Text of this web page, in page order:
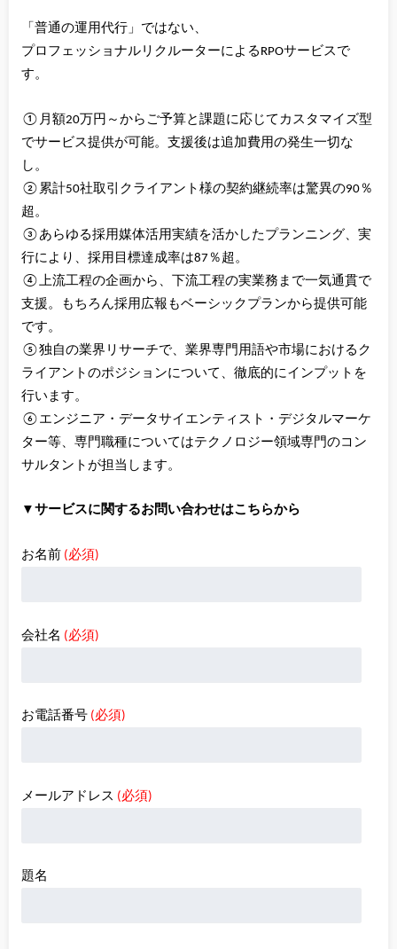
「普通の運用代行」ではない、
プロフェッショナルリクルーターによるRPOサービスで
す。
①月額20万円～からご予算と課題に応じてカスタマイズ型
でサービス提供が可能。支援後は追加費用の発生一切な
し。
②累計50社取引クライアント様の契約継続率は驚異の90％
超。
③あらゆる採用媒体活用実績を活かしたプランニング、実
行により、採用目標達成率は87％超。
④上流工程の企画から、下流工程の実業務まで一気通貫で
支援。もちろん採用広報もベーシックプランから提供可能
です。
⑤独自の業界リサーチで、業界専門用語や市場におけるク
ライアントのポジションについて、徹底的にインプットを
行います。
⑥エンジニア・データサイエンティスト・デジタルマーケ
ター等、専門職種についてはテクノロジー領域専門のコン
サルタントが担当します。
▼サービスに関するお問い合わせはこちらから
お名前 (必須)
会社名 (必須)
お電話番号 (必須)
メールアドレス (必須)
題名